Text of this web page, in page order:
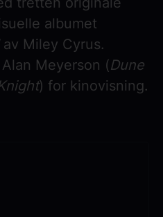
albumet
av Miley Cyrus.
Meyerson (Dune
) for kinovisning.
Panos